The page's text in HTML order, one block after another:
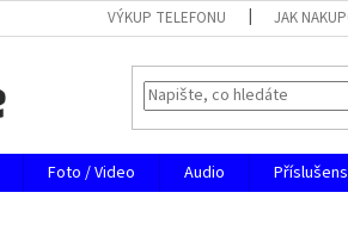
VÝKUP TELEFONU JAK
Foto / Video Audio